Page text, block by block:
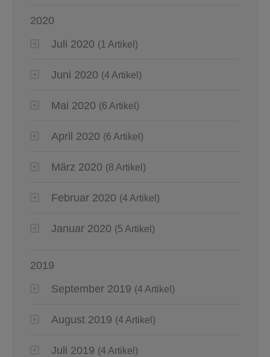
2020
Juli 2020 (1 Artikel)
Juni 2020 (4 Artikel)
Mai 2020 (6 Artikel)
April 2020 (6 Artikel)
März 2020 (8 Artikel)
Februar 2020 (4 Artikel)
Januar 2020 (5 Artikel)
2019
September 2019 (4 Artikel)
August 2019 (4 Artikel)
Juli 2019 (4 Artikel)